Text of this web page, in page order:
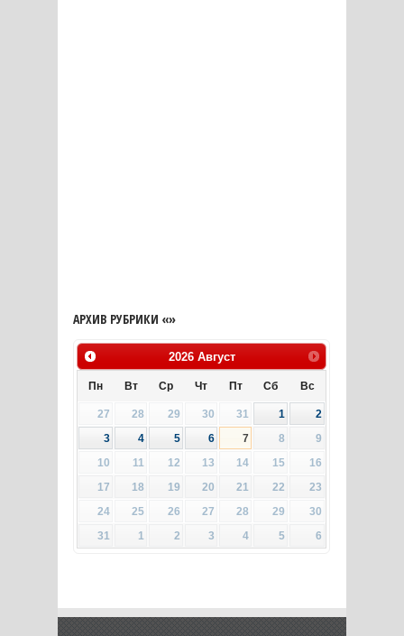
АРХИВ РУБРИКИ «»
2026 Август
Пн Вт Ср Чт Пт Сб Вс
27 28 29 30 31 1
2
3
4 5 6 7 8
9
10
11 12 13 14 15
16
17
18 19 20 21 22
23
24
25 26 27 28 29
30
31
1 2 3 4 5 6